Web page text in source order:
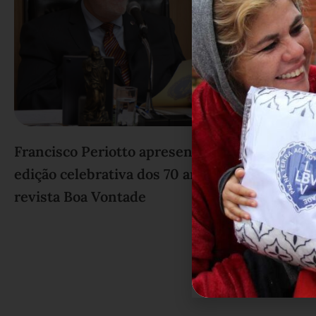
Francisco Periotto apresenta
edição celebrativa dos 70 anos da
revista Boa Vontade